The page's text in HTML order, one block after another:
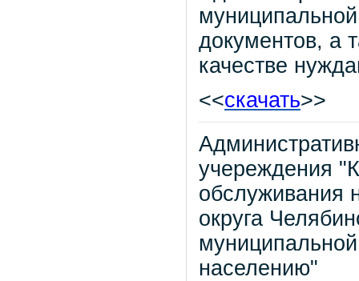
документов, а
качестве
<<скачать>>
учереждения
обслуживания
округа
населению"